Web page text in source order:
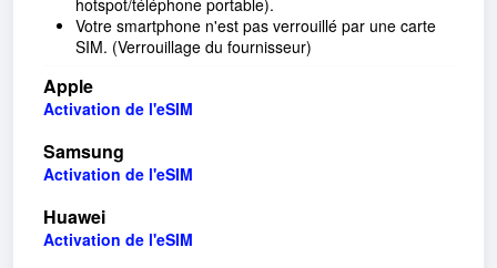
Votre smartphone n'est pas verrouillé par une carte
SIM. (Verrouillage du fournisseur)
Apple
Activation de l'eSIM
Samsung
Activation de l'eSIM
Huawei
Activation de l'eSIM